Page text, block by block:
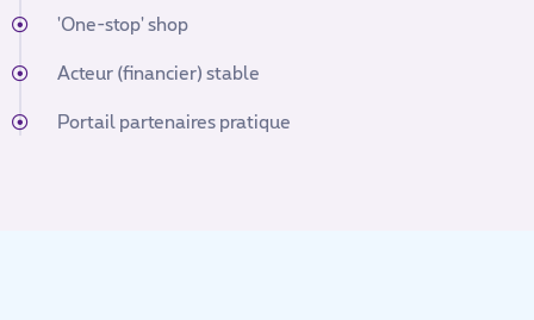
'One-stop' shop
Acteur (financier) stable
Portail partenaires pratique